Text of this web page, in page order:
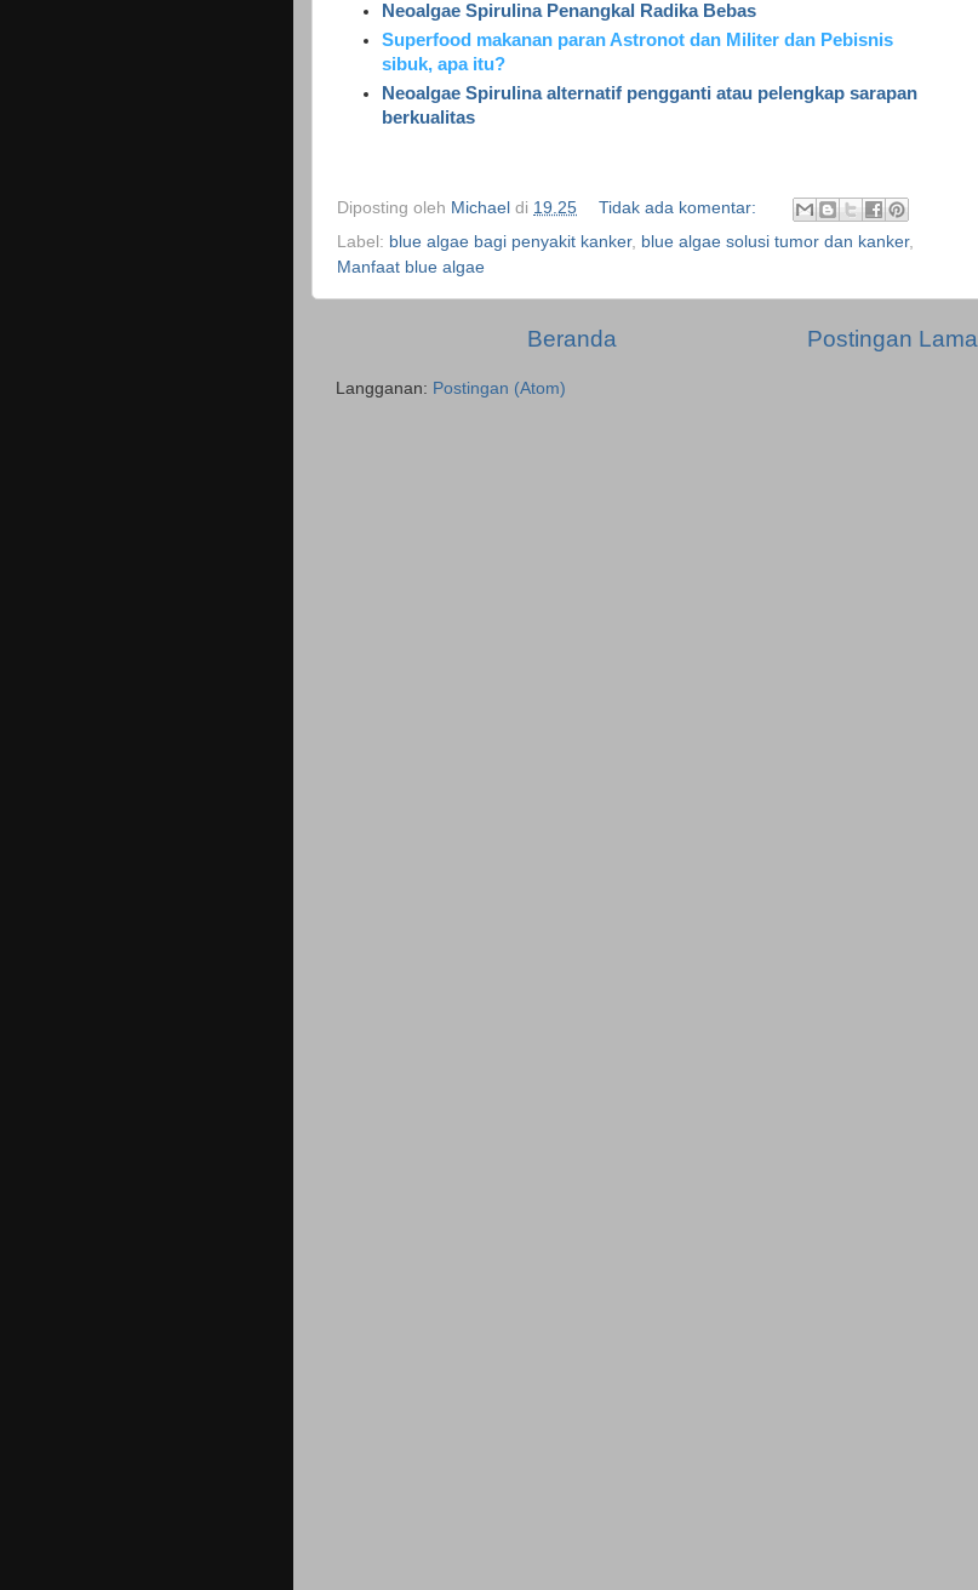
Neoalgae Spirulina Penangkal Radika Bebas
Superfood makanan paran Astronot dan Militer dan Pebisnis
sibuk, apa itu?
Neoalgae Spirulina alternatif pengganti atau pelengkap sarapan
berkualitas
Diposting oleh Michael di 19.25
Tidak ada komentar:
Label: blue algae bagi penyakit kanker, blue algae solusi tumor dan kanker,
Manfaat blue algae
Postingan Lama
Beranda
Langganan: Postingan (Atom)